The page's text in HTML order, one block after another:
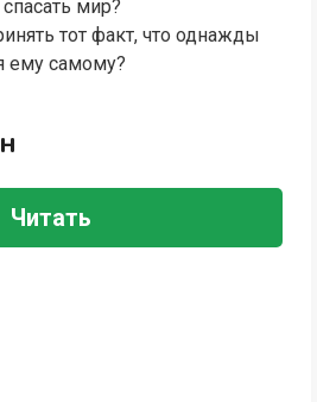
мир?
тот факт, что однажды
ему самому?
Читать